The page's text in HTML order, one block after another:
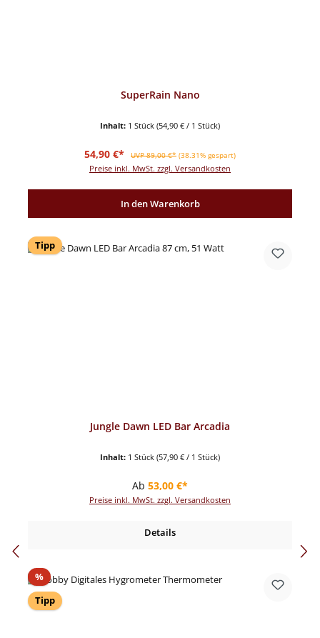
SuperRain Nano
Inhalt: 1 Stück (54,90 € / 1 Stück)
Verkaufspreis:
54,90 €* Regulärer Preis:
UVP 89,00 €* (38.31% gespart)
Preise inkl. MwSt. zzgl. Versandkosten
In den Warenkorb
Tipp
Jungle Dawn LED Bar Arcadia
Inhalt: 1 Stück (57,90 € / 1 Stück)
Regulärer Preis:
Ab 53,00 €*
Preise inkl. MwSt. zzgl. Versandkosten
Details
%Rabatt
Tipp